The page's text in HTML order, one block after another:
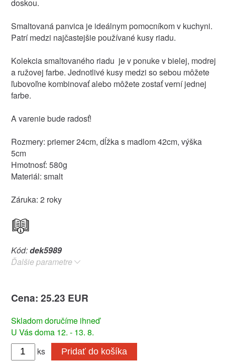
doskou.
Smaltovaná panvica je ideálnym pomocníkom v kuchyni.
Patrí medzi najčastejšie používané kusy riadu.
Kolekcia smaltovaného riadu je v ponuke v bielej, modrej
a ružovej farbe. Jednotlivé kusy medzi so sebou môžete
ľubovoľne kombinovať alebo môžete zostať verní jednej
farbe.
A varenie bude radosť!
Rozmery: priemer 24cm, dĺžka s madlom 42cm, výška
5cm
Hmotnosť: 580g
Materiál: smalt
Záruka: 2 roky
Kód:dek5989
Ďalšie parametre
Cena: 25.23 EUR
Skladom doručíme ihneď
U Vás doma 12. - 13. 8.
ks
Pridať do košíka